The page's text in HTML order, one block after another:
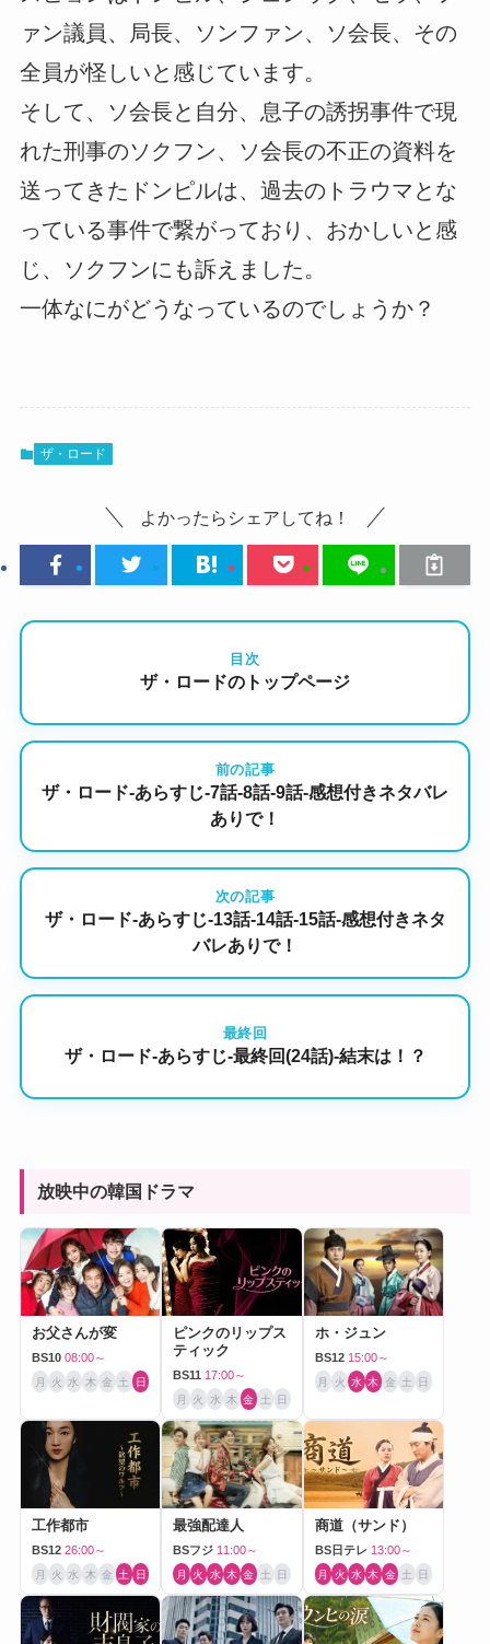
ァン議員、局長、ソンファン、ソ会長、その
全員が怪しいと感じています。
そして、ソ会長と自分、息子の誘拐事件で現
れた刑事のソクフン、ソ会長の不正の資料を
送ってきたドンピルは、過去のトラウマとな
っている事件で繋がっており、おかしいと感
じ、ソクフンにも訴えました。
一体なにがどうなっているのでしょうか？
ザ・ロード
よかったらシェアしてね！
目次
ザ・ロードのトップページ
前の記事
ザ・ロード-あらすじ-7話-8話-9話-感想付きネタバレ
ありで！
次の記事
ザ・ロード-あらすじ-13話-14話-15話-感想付きネタ
バレありで！
最終回
ザ・ロード-あらすじ-最終回(24話)-結末は！？
放映中の韓国ドラマ
お父さんが変
BS10 08:00～
月 火 水 木 金 土 日
ピンクのリップス
ティック
BS11 17:00～
月 火 水 木 金 土 日
ホ・ジュン
BS12 15:00～
月 火 水 木 金 土 日
工作都市
BS12 26:00～
月 火 水 木 金 土 日
最強配達人
BSフジ 11:00～
月 火 水 木 金 土 日
商道（サンド）
BS日テレ 13:00～
月 火 水 木 金 土 日